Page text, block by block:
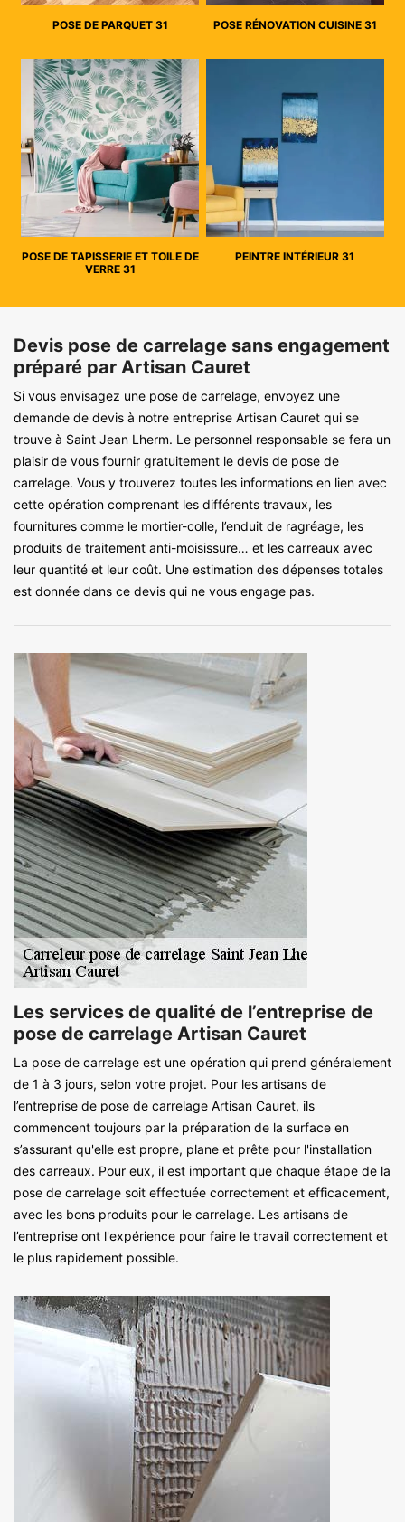
POSE DE PARQUET 31 POSE RÉNOVATION CUISINE 31
POSE DE TAPISSERIE ET TOILE DE
VERRE 31
PEINTRE INTÉRIEUR 31
Devis pose de carrelage sans engagement
préparé par Artisan Cauret
Si vous envisagez une pose de carrelage, envoyez une
demande de devis à notre entreprise Artisan Cauret qui se
trouve à Saint Jean Lherm. Le personnel responsable se fera un
plaisir de vous fournir gratuitement le devis de pose de
carrelage. Vous y trouverez toutes les informations en lien avec
cette opération comprenant les différents travaux, les
fournitures comme le mortier-colle, l’enduit de ragréage, les
produits de traitement anti-moisissure… et les carreaux avec
leur quantité et leur coût. Une estimation des dépenses totales
est donnée dans ce devis qui ne vous engage pas.
Les services de qualité de l’entreprise de
pose de carrelage Artisan Cauret
La pose de carrelage est une opération qui prend généralement
de 1 à 3 jours, selon votre projet. Pour les artisans de
l’entreprise de pose de carrelage Artisan Cauret, ils
commencent toujours par la préparation de la surface en
s’assurant qu'elle est propre, plane et prête pour l'installation
des carreaux. Pour eux, il est important que chaque étape de la
pose de carrelage soit effectuée correctement et efficacement,
avec les bons produits pour le carrelage. Les artisans de
l’entreprise ont l'expérience pour faire le travail correctement et
le plus rapidement possible.